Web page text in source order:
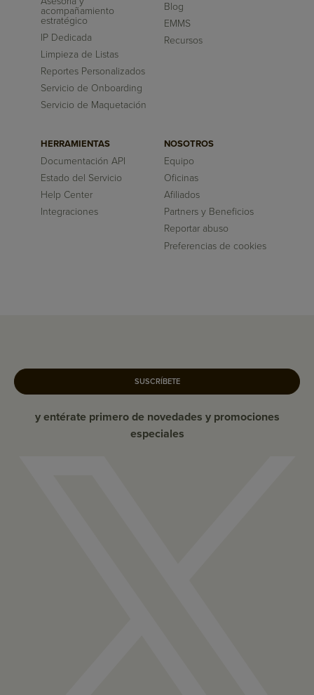
acompañamiento
estratégico
IP Dedicada
Limpieza de Listas
Reportes Personalizados
Servicio de Onboarding
Servicio de Maquetación
Blog
EMMS
Recursos
HERRAMIENTAS
Documentación API
Estado del Servicio
Help Center
Integraciones
NOSOTROS
Equipo
Oficinas
Afiliados
Partners y Beneficios
Reportar abuso
Preferencias de cookies
SUSCRÍBETE
y entérate primero de novedades y promociones
especiales